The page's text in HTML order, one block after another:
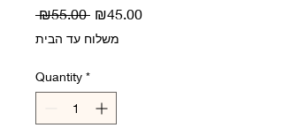
₪55.00 Regular
Price
₪45.00Sale
משלוח עד הבית
Quantity *